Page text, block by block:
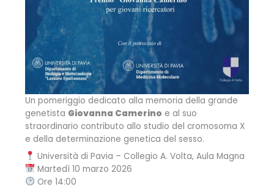
Un pomeriggio dedicato alla memoria della grande
genetista Giovanna Camerino e al suo
straordinario contributo allo studio del cromosoma X
e della determinazione genetica del sesso.
Università di Pavia – Collegio A. Volta, Aula Magna
Martedì 10 marzo 2026
Ore 14:00